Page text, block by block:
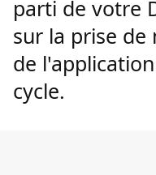
parti de votre
sur la prise de
de
cycle.